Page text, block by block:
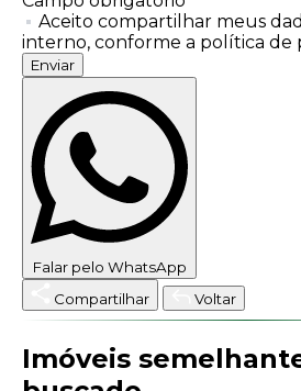
Aceito compartilhar meus
interno, conforme a política de
Enviar
Falar pelo WhatsApp
Compartilhar
Voltar
Imóveis